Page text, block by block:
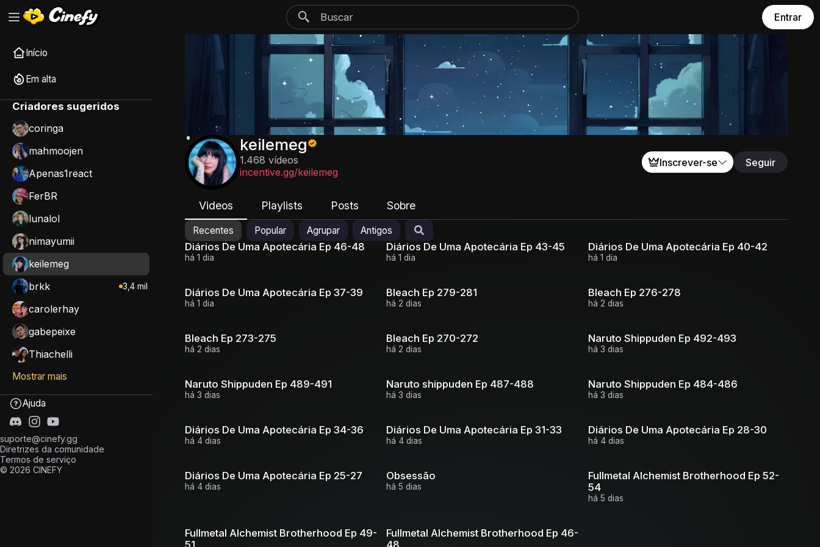
Entrar
Início
Em alta
Criadores sugeridos
coringa
mahmoojen
Apenas1react
FerBR
lunalol
nimayumii
keilemeg
brkk
3,4 mil
carolerhay
gabepeixe
Thiachelli
Mostrar mais
Ajuda
suporte@cinefy.gg
Diretrizes da comunidade
Termos de serviço
© 2026 CINEFY
keilemeg
1.468 vídeos
incentive.gg/keilemeg
Inscrever-se Seguir
Videos Playlists Posts Sobre
Recentes Popular Agrupar Antigos
Diários De Uma Apotecária Ep 46-48
há 1 dia
Diários De Uma Apotecária Ep 43-45
há 1 dia
Diários De Uma Apotecária Ep 40-42
há 1 dia
Diários De Uma Apotecária Ep 37-39
há 1 dia
Bleach Ep 279-281
há 2 dias
Bleach Ep 276-278
há 2 dias
Bleach Ep 273-275
há 2 dias
Bleach Ep 270-272
há 2 dias
Naruto Shippuden Ep 492-493
há 3 dias
Naruto Shippuden Ep 489-491
há 3 dias
Naruto shippuden Ep 487-488
há 3 dias
Naruto Shippuden Ep 484-486
há 3 dias
Diários De Uma Apotecária Ep 34-36
há 4 dias
Diários De Uma Apotecária Ep 31-33
há 4 dias
Diários De Uma Apotecária Ep 28-30
há 4 dias
Diários De Uma Apotecária Ep 25-27
há 4 dias
Obsessão
há 5 dias
Fullmetal Alchemist Brotherhood Ep 52-
54
há 5 dias
Fullmetal Alchemist Brotherhood Ep 49-
51
Fullmetal Alchemist Brotherhood Ep 46-
48